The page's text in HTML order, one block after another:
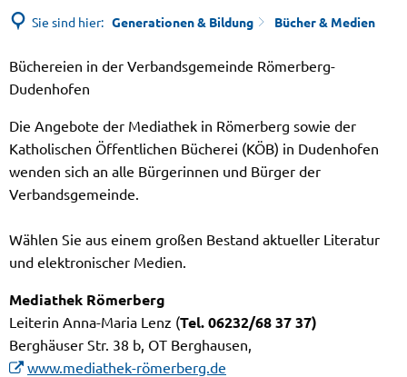
Sie sind hier: Generationen & Bildung Bücher & Medien
Bücher
&
Medien
Büchereien in der Verbandsgemeinde Römerberg-
Dudenhofen
Die Angebote der Mediathek in Römerberg sowie der
Katholischen Öffentlichen Bücherei (KÖB) in Dudenhofen
wenden sich an alle Bürgerinnen und Bürger der
Verbandsgemeinde.
Wählen Sie aus einem großen Bestand aktueller Literatur
und elektronischer Medien.
Mediathek Römerberg
Leiterin Anna-Maria Lenz (Tel. 06232/68 37 37)
Berghäuser Str. 38 b, OT Berghausen,
www.mediathek-römerberg.de